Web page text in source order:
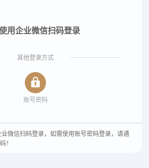
用企业微信扫码登录
其他登录方式
账号密码
业微信扫码登录，如需使用账号密码登录，请通
！